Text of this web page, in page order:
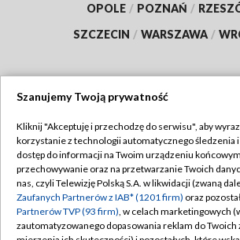
OPOLE / POZNAŃ /
SZCZECIN / WARSZAWA /
TVP
Abonament TVP
Emisja w TVP
Centrum informacji TVP
Regulamin TVP
Polityka prywatności
Moje zgody
Szanujemy Twoją prywatność
Kliknij "Akceptuję i przechodzę do serwisu", aby
korzystanie z technologii automatycznego śledzenia
dostęp do informacji na Twoim urządzeniu
przechowywanie oraz na przetwarzanie Twoich
nas, czyli Telewizję Polską S.A. w likwidacji (zwaną
Zaufanych Partnerów z IAB* (1201 firm) oraz
Partnerów TVP (93 firm), w celach marketingowych
zautomatyzowanego dopasowania reklam do